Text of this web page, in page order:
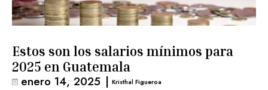
Estos son los salarios mínimos para
2025 en Guatemala
enero 14, 2025 | Kristhal Figueroa